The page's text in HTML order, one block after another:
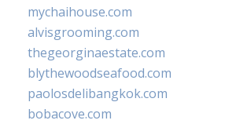
mychaihouse.com
alvisgrooming.com
thegeorginaestate.com
blythewoodseafood.com
paolosdelibangkok.com
bobacove.com